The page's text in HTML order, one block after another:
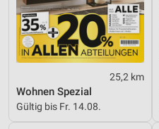
25,2 km
Wohnen Spezial
Gültig bis Fr. 14.08.